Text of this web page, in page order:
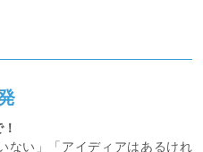
ない」「アイディアはあるけれ